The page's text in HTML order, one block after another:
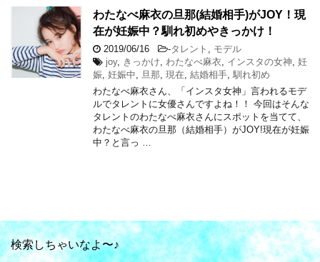
わたなべ麻衣の旦那(結婚相手)がJOY！現
在が妊娠中？馴れ初めやきっかけ！
2019/06/16 -タレント
モデル
joy, きっかけ わたなべ麻衣 インスタの女神 妊
娠 妊娠中 旦那 現在 結婚相手 馴れ初め
わたなべ麻衣さん、「インスタ女神」言われるモデ
ルでタレントに女優さんですよね！！ 今回はそんな
タレントのわたなべ麻衣さんにスポットを当てて、
わたなべ麻衣の旦那（結婚相手）がJOY!現在が妊娠
中？と言っ …
検索しちゃいなよ〜♪